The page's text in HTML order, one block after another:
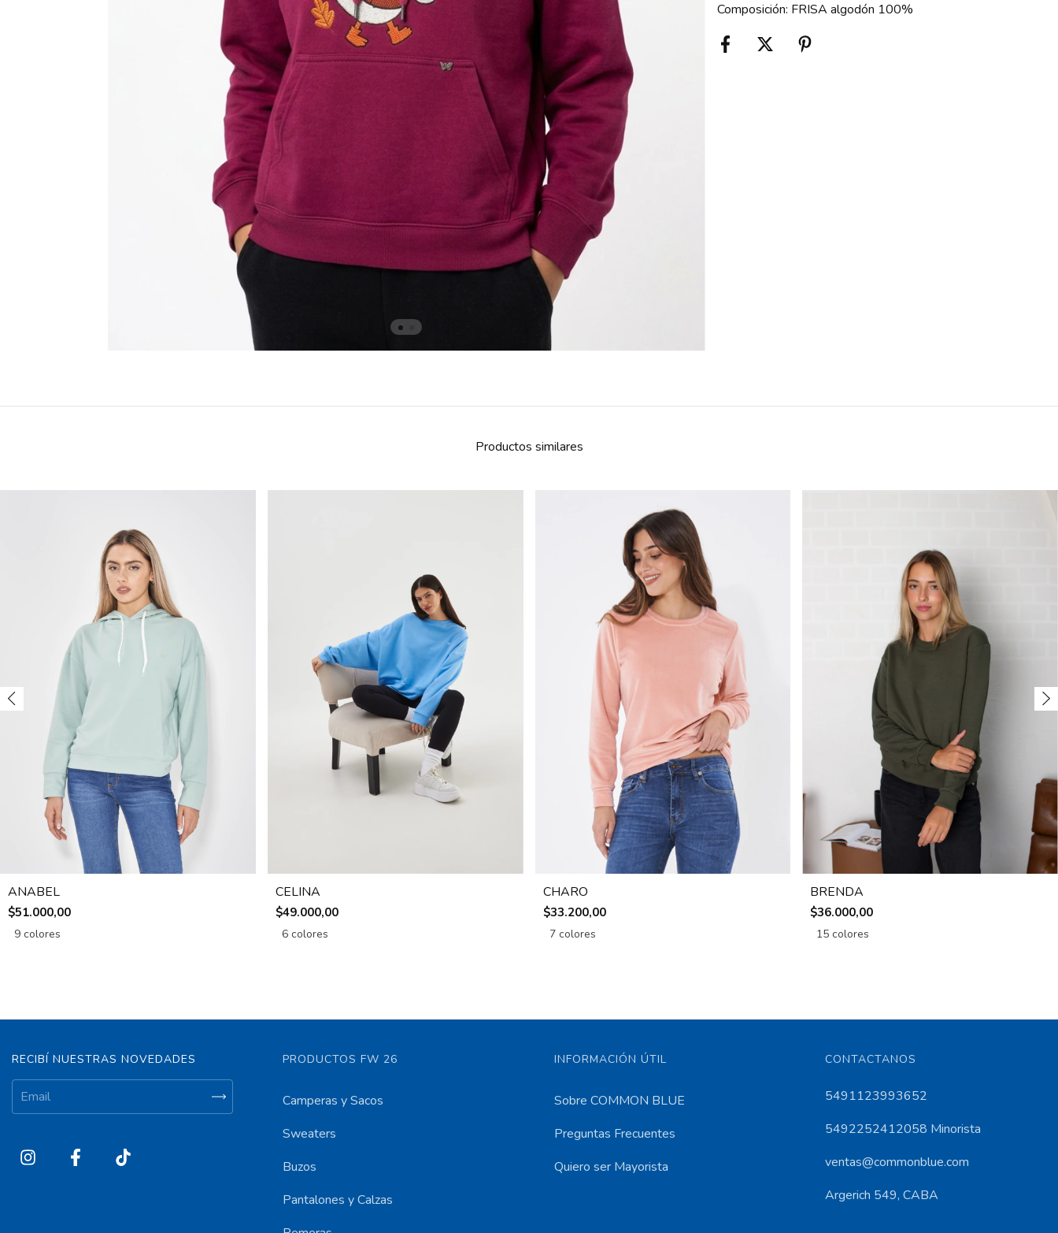
Composición: FRISA algodón 100%
Productos similares
ANABEL
$51.000,00
9 colores
CELINA
$49.000,00
6 colores
CHARO
$33.200,00
7 colores
BRENDA
$36.000,00
15 colores
RECIBÍ NUESTRAS NOVEDADES PRODUCTOS FW 26
Camperas y Sacos
Sweaters
Buzos
Pantalones y Calzas
INFORMACIÓN ÚTIL
Sobre COMMON BLUE
Preguntas Frecuentes
Quiero ser Mayorista
CONTACTANOS
5491123993652
5492252412058 Minorista
ventas@commonblue.com
Argerich 549, CABA